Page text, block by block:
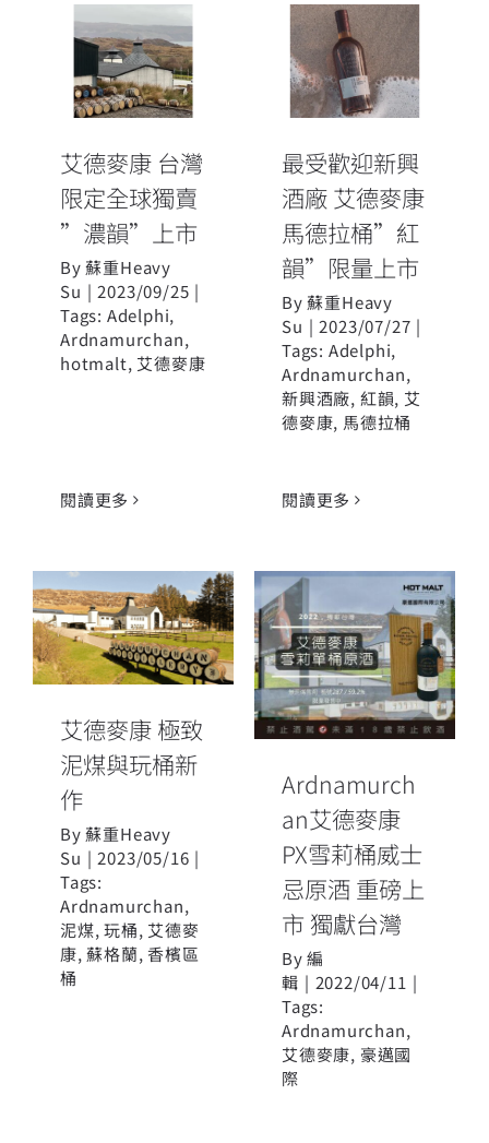
艾德麥康 台灣
限定全球獨賣
”濃韻”上市
艾德麥康 台灣
限定全球獨賣
”濃韻”上市
By蘇重Heavy
Su | 2023/09/25 |
Tags: Adelphi,
Ardnamurchan,
hotmalt, 艾德麥康
閱讀更多
最受歡迎新興
酒廠 艾德麥康
馬德拉桶”紅
最受歡迎新興
酒廠 艾德麥康
馬德拉桶”紅
韻”限量上市
By蘇重Heavy
Su | 2023/07/27 |
Tags: Adelphi,
Ardnamurchan,
新興酒廠, 紅韻, 艾
德麥康, 馬德拉桶
閱讀更多
艾德麥康 極致
泥煤與玩桶新
作
艾德麥康 極致
泥煤與玩桶新
作
By蘇重Heavy
Su | 2023/05/16 |
Tags:
Ardnamurchan,
泥煤,玩桶, 艾德麥
康,蘇格蘭,香檳區
桶
Ardnamurchan
艾德麥康 PX雪
莉桶威士忌原
酒 重磅上市 獨
獻台灣
Ardnamurch
an艾德麥康
PX雪莉桶威士
忌原酒 重磅上
市 獨獻台灣
By編
輯 | 2022/04/11 |
Tags:
Ardnamurchan,
艾德麥康, 豪邁國
際